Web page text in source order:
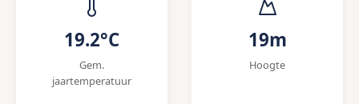
19.2°C
Gem.
jaartemperatuur
19m
Hoogte